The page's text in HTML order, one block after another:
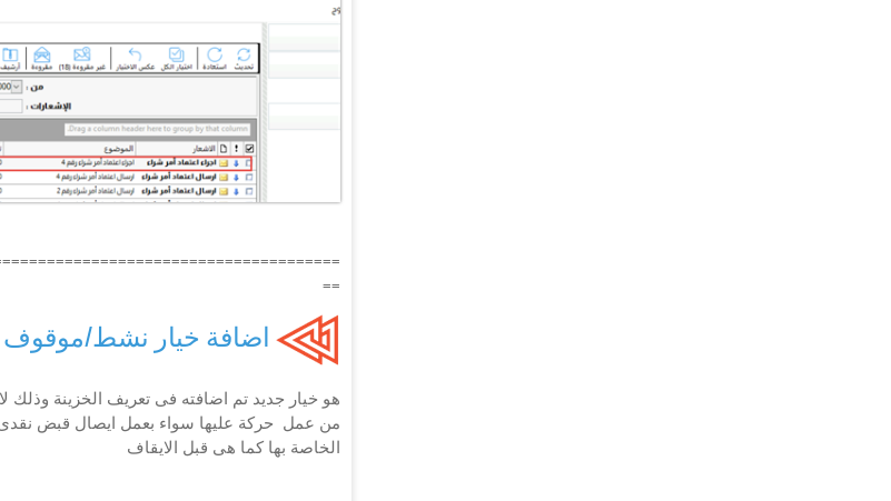
==
اضافة خيار نشط/
هو خيار جديد تم اضافته فى تعريف الخزينة وذلك
من عمل حركة عليها سواء بعمل ايصال قبض نقدى
الخاصة بها كما هى قبل الايقاف